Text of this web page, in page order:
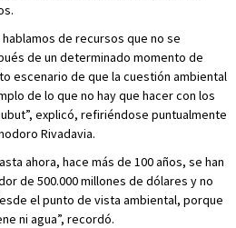
de recursos que no se
de un determinado momento de
escenario de que la cuestión ambiental
de lo que no hay que hacer con los
explicó, refiriéndose puntualmente
Rivadavia.
ahora, hace más de 100 años, se han
de 500.000 millones de dólares y no
el punto de vista ambiental, porque
ni agua”, recordó.